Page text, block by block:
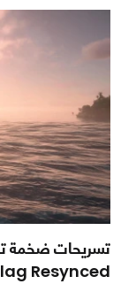
Resynced!